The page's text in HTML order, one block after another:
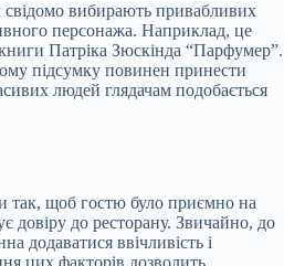
свідомо вибирають привабливих
персонажа. Наприклад, це
книги Патріка Зюскінда “Парфумер”.
підсумку повинен принести
людей глядачам подобається
так, щоб гостю було приємно на
довіру до ресторану. Звичайно, до
додаватися ввічливість і